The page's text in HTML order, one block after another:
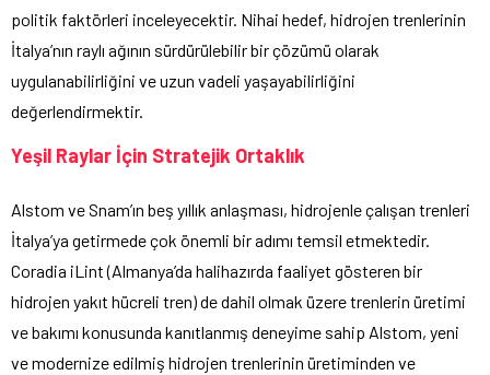
politik faktörleri inceleyecektir. Nihai hedef, hidrojen trenlerinin
İtalya’nın raylı ağının sürdürülebilir bir çözümü olarak
uygulanabilirliğini ve uzun vadeli yaşayabilirliğini
değerlendirmektir.
Yeşil Raylar İçin Stratejik Ortaklık
Alstom ve Snam’ın beş yıllık anlaşması, hidrojenle çalışan trenleri
İtalya’ya getirmede çok önemli bir adımı temsil etmektedir.
Coradia iLint (Almanya’da halihazırda faaliyet gösteren bir
hidrojen yakıt hücreli tren) de dahil olmak üzere trenlerin üretimi
ve bakımı konusunda kanıtlanmış deneyime sahip Alstom, yeni
ve modernize edilmiş hidrojen trenlerinin üretiminden ve